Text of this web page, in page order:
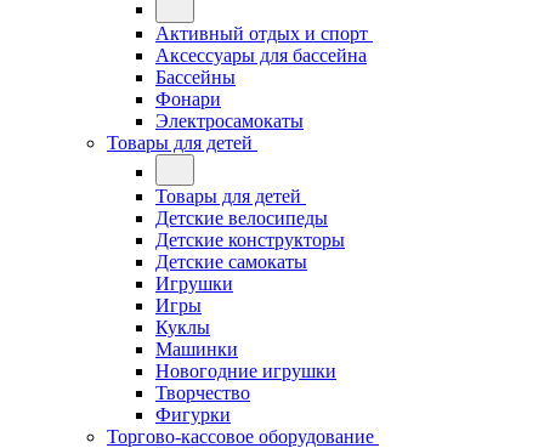
Активный отдых и спорт
Аксессуары для бассейна
Бассейны
Фонари
Электросамокаты
Товары для детей
Товары для детей
Детские велосипеды
Детские конструкторы
Детские самокаты
Игрушки
Игры
Куклы
Машинки
Новогодние игрушки
Творчество
Фигурки
Торгово-кассовое оборудование